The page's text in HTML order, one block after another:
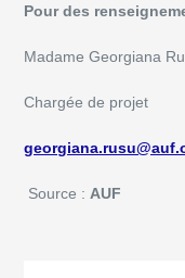
Pour des
Madame Georgiana
Chargée de projet
Source : AUF